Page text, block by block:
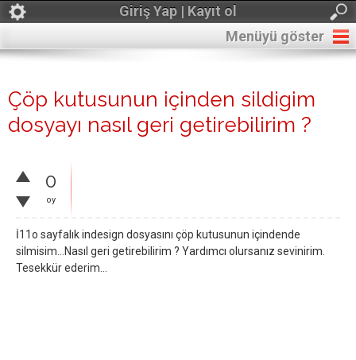
Giriş Yap | Kayıt ol
Menüyü göster
Çöp kutusunun içinden sildigim
dosyayı nasıl geri getirebilirim ?
0
oy
İ11o sayfalık indesign dosyasını çöp kutusunun içindende
silmisim...Nasıl geri getirebilirim ? Yardımcı olursanız sevinirim.
Tesekkür ederim...